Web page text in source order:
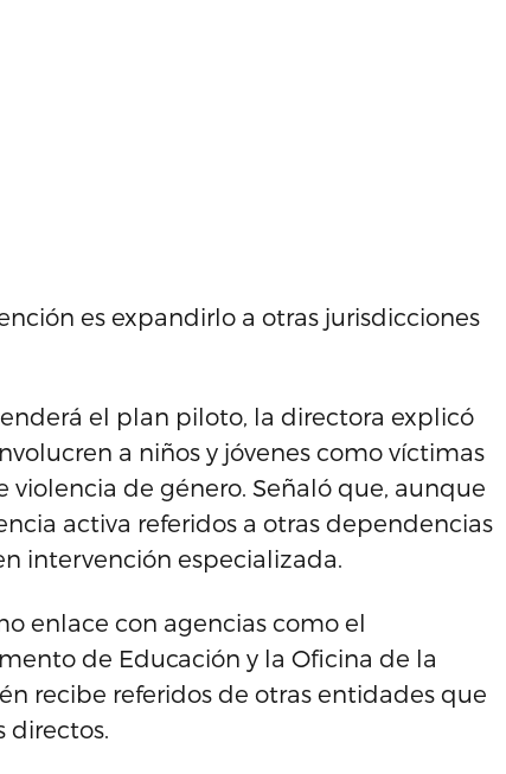
es expandirlo a otras jurisdicciones
el plan piloto, la directora explicó
a niños y jóvenes como víctimas
de género. Señaló que, aunque
activa referidos a otras dependencias
intervención especializada.
enlace con agencias como el
de Educación y la Oficina de la
recibe referidos de otras entidades que
directos.